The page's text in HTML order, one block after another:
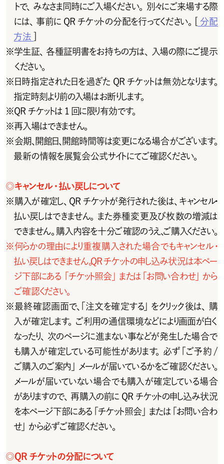
トで、みなさま同時にご入場ください。別々にご来場する際
には 、事 前 に Q R チ ケットの 分 配 を 行 ってください 。[
分配
方法 ]
※学生証、各種証明書をお持ちの方は、入場の際にご提示
ください。
※日時 指 定され た日を 過 ぎ た Q R チ ケットは 無 効となります。
指 定 時 刻より前 の入 場 は お 断りします。
※Q R チ ケットは 1 回 に 限り有 効 で す。
※再入場はできません。
※会 期 、開 館 日 、開 館 時 間 等 は 変 更 に な る 場 合 が ご ざ い ま す 。
最新の情報を展覧会公式サイトにてご確認ください。
◎キャンセル・払い戻しについて
※購 入 が 確 定し 、Q R チ ケットが 発 行 され た 後 は 、キャン セ ル・
払い戻しはできません。また券種変更及び枚数の増減は
できません。購入内容を十分ご確認のうえ、ご購入ください。
※何らかの理由により重複購入された場合でもキャンセル・
払い戻しはできません。QRチケットの申し込み状況は本ペー
ジ 下 部 に あ る  「 チ ケット照 会 」また は「 お 問 い 合 わ せ 」か ら
ご確認ください。
※最終確認画面で、「注文を確定する」をクリック後は、購
入が 確 定します。ご 利用の通 信 環 境などにより画 面が白く
なったり、次のページに進まない事などが発生した場合で
も購入が確定している可能性があります。必ず「ご予約/
ご購入のご案内」メールが届いているかをご確認ください。
メールが届いていない場合でも購入が確定している場合
が あります の で 、再 購 入 の 前 に Q R チ ケットの申し込 み 状 況
を本ページ下部にある「チケット照会」または「お問い合わ
せ」から必ずご確認ください。
◎Q R チ ケットの 分 配 について